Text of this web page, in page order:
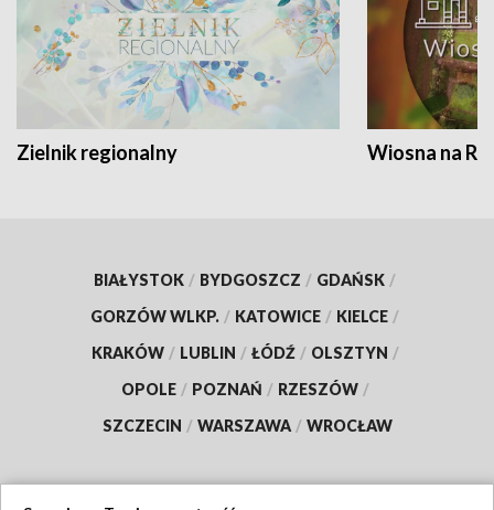
Zielnik regionalny Wiosna na
BIAŁYSTOK / BYDGOSZCZ / GDAŃSK /
GORZÓW WLKP. / KATOWICE / KIELCE /
KRAKÓW / LUBLIN / ŁÓDŹ / OLSZTYN /
OPOLE / POZNAŃ / RZESZÓW /
SZCZECIN / WARSZAWA / WROCŁAW